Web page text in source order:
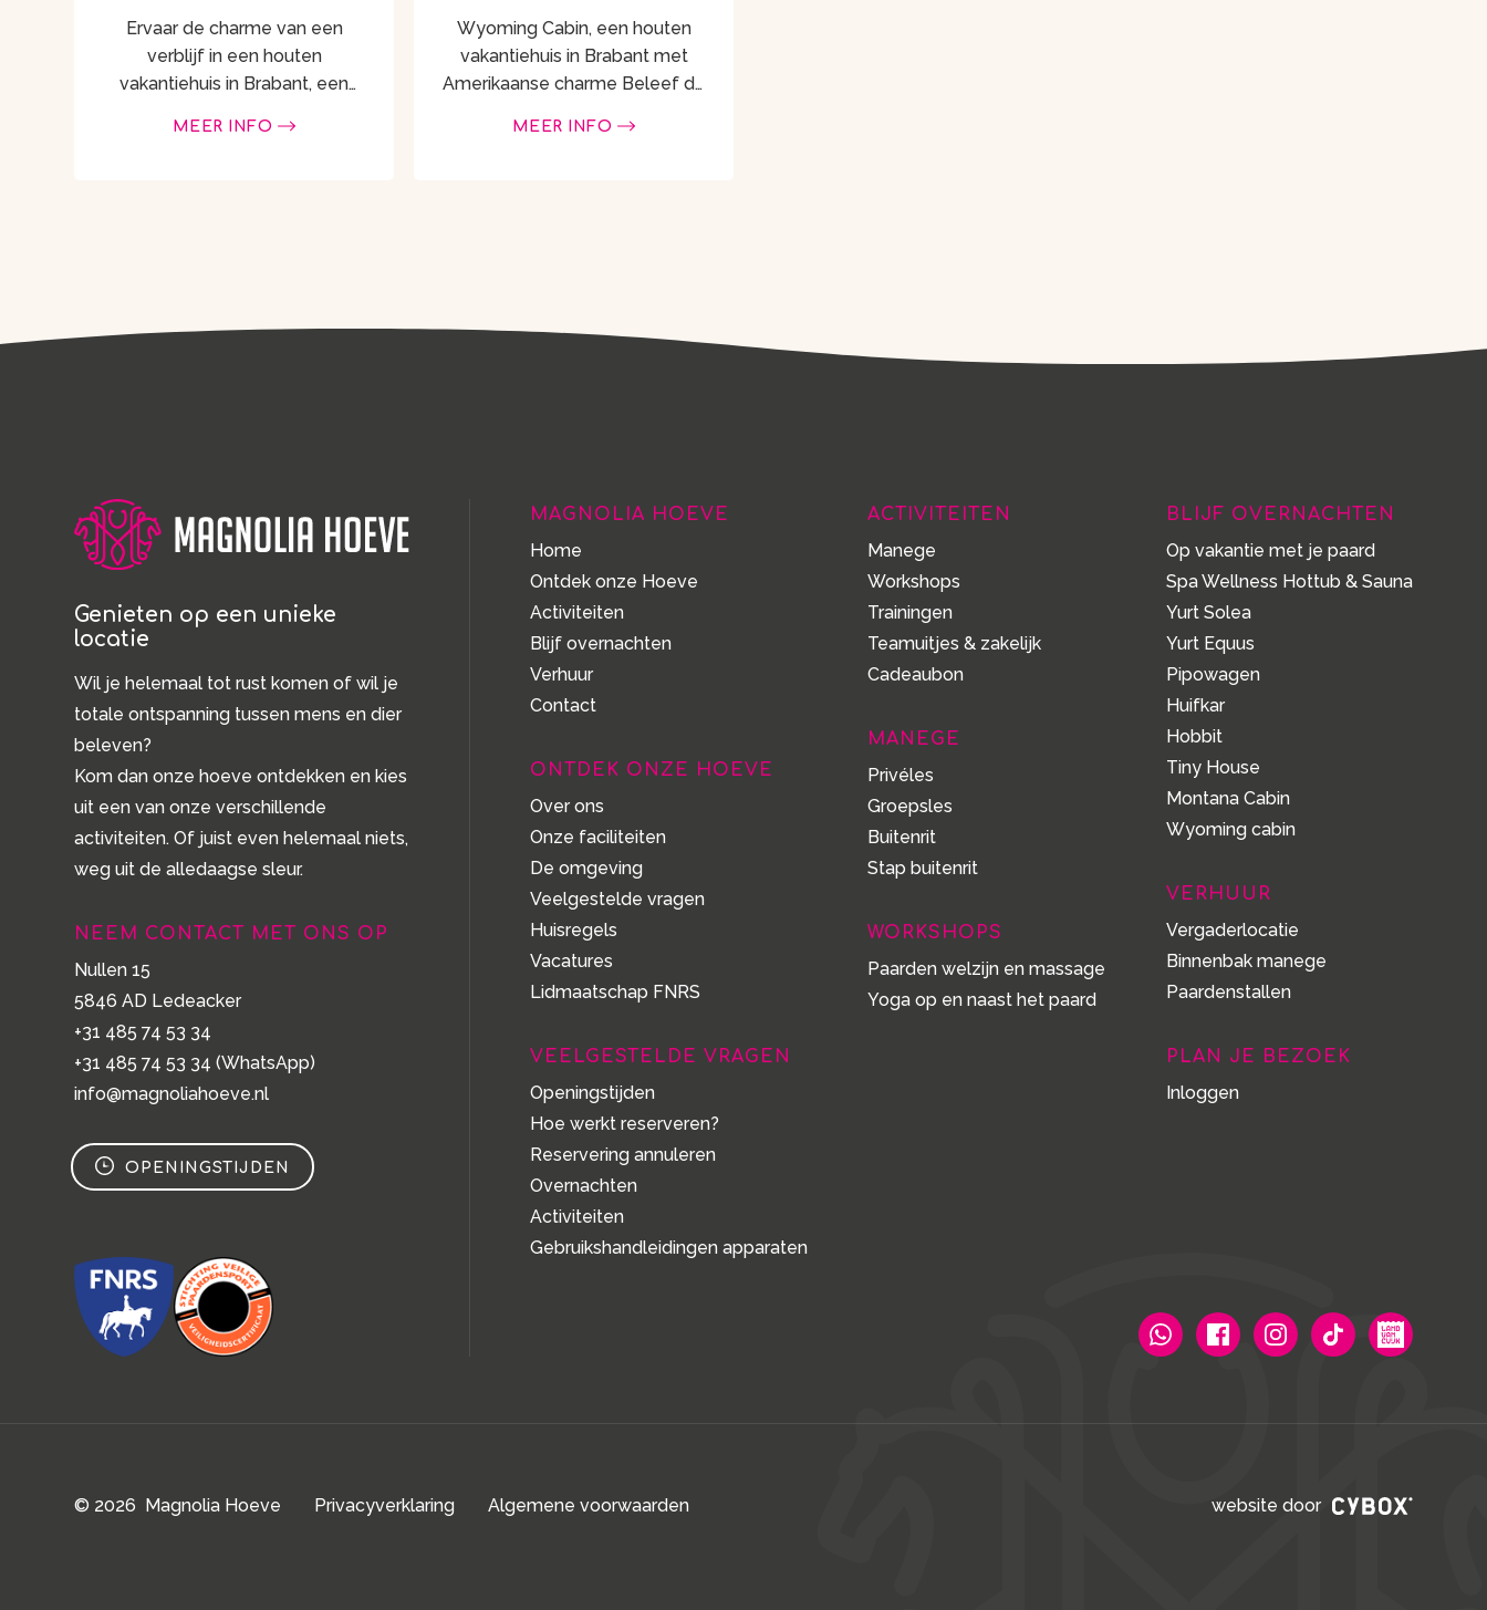
Ervaar de charme van een
verblijf in een houten
vakantiehuis in Brabant, een
groen. De Montana
MEER INFO
Wyoming Cabin, een houten
vakantiehuis in Brabant met
Amerikaanse charme Beleef de
vanuit onze knusse Wyoming
MEER INFO
Genieten op een unieke
locatie
Wil je helemaal tot rust komen of wil je
totale ontspanning tussen mens en dier
beleven?
Kom dan onze hoeve ontdekken en kies
uit een van onze verschillende
activiteiten. Of juist even helemaal niets,
weg uit de alledaagse sleur.
NEEM CONTACT MET ONS OP
Nullen 15
5846 AD Ledeacker
+31 485 74 53 34
+31 485 74 53 34 (WhatsApp)
info@magnoliahoeve.nl
OPENINGSTIJDEN
MAGNOLIA HOEVE
Home
Ontdek onze Hoeve
Activiteiten
Blijf overnachten
Verhuur
Contact
ONTDEK ONZE HOEVE
Over ons
Onze faciliteiten
De omgeving
Veelgestelde vragen
Huisregels
Vacatures
Lidmaatschap FNRS
VEELGESTELDE VRAGEN
Openingstijden
Hoe werkt reserveren?
Reservering annuleren
Overnachten
Activiteiten
Gebruikshandleidingen apparaten
ACTIVITEITEN
Manege
Workshops
Trainingen
Teamuitjes & zakelijk
Cadeaubon
MANEGE
Privéles
Groepsles
Buitenrit
Stap buitenrit
WORKSHOPS
Paarden welzijn en massage
Yoga op en naast het paard
BLIJF OVERNACHTEN
Op vakantie met je paard
Spa Wellness Hottub & Sauna
Yurt Solea
Yurt Equus
Pipowagen
Huifkar
Hobbit
Tiny House
Montana Cabin
Wyoming cabin
VERHUUR
Vergaderlocatie
Binnenbak manege
Paardenstallen
PLAN JE BEZOEK
Inloggen
© 2026 Magnolia Hoeve Privacyverklaring Algemene voorwaarden website door